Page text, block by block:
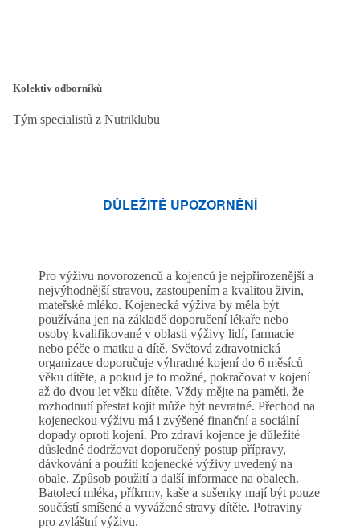
Kolektiv odborníků
Tým specialistů z Nutriklubu
DŮLEŽITÉ UPOZORNĚNÍ
Pro výživu novorozenců a kojenců je nejpřirozenější a
nejvýhodnější stravou, zastoupením a kvalitou živin,
mateřské mléko. Kojenecká výživa by měla být
používána jen na základě doporučení lékaře nebo
osoby kvalifikované v oblasti výživy lidí, farmacie
nebo péče o matku a dítě. Světová zdravotnická
organizace doporučuje výhradné kojení do 6 měsíců
věku dítěte, a pokud je to možné, pokračovat v kojení
až do dvou let věku dítěte. Vždy mějte na paměti, že
rozhodnutí přestat kojit může být nevratné. Přechod na
kojeneckou výživu má i zvýšené finanční a sociální
dopady oproti kojení. Pro zdraví kojence je důležité
důsledné dodržovat doporučený postup přípravy,
dávkování a použití kojenecké výživy uvedený na
obale. Způsob použití a další informace na obalech.
Batolecí mléka, příkrmy, kaše a sušenky mají být pouze
součástí smíšené a vyvážené stravy dítěte. Potraviny
pro zvláštní výživu.